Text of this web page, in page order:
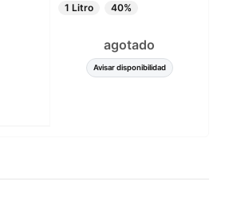
1 Litro 40%
agotado
Avisar disponibilidad